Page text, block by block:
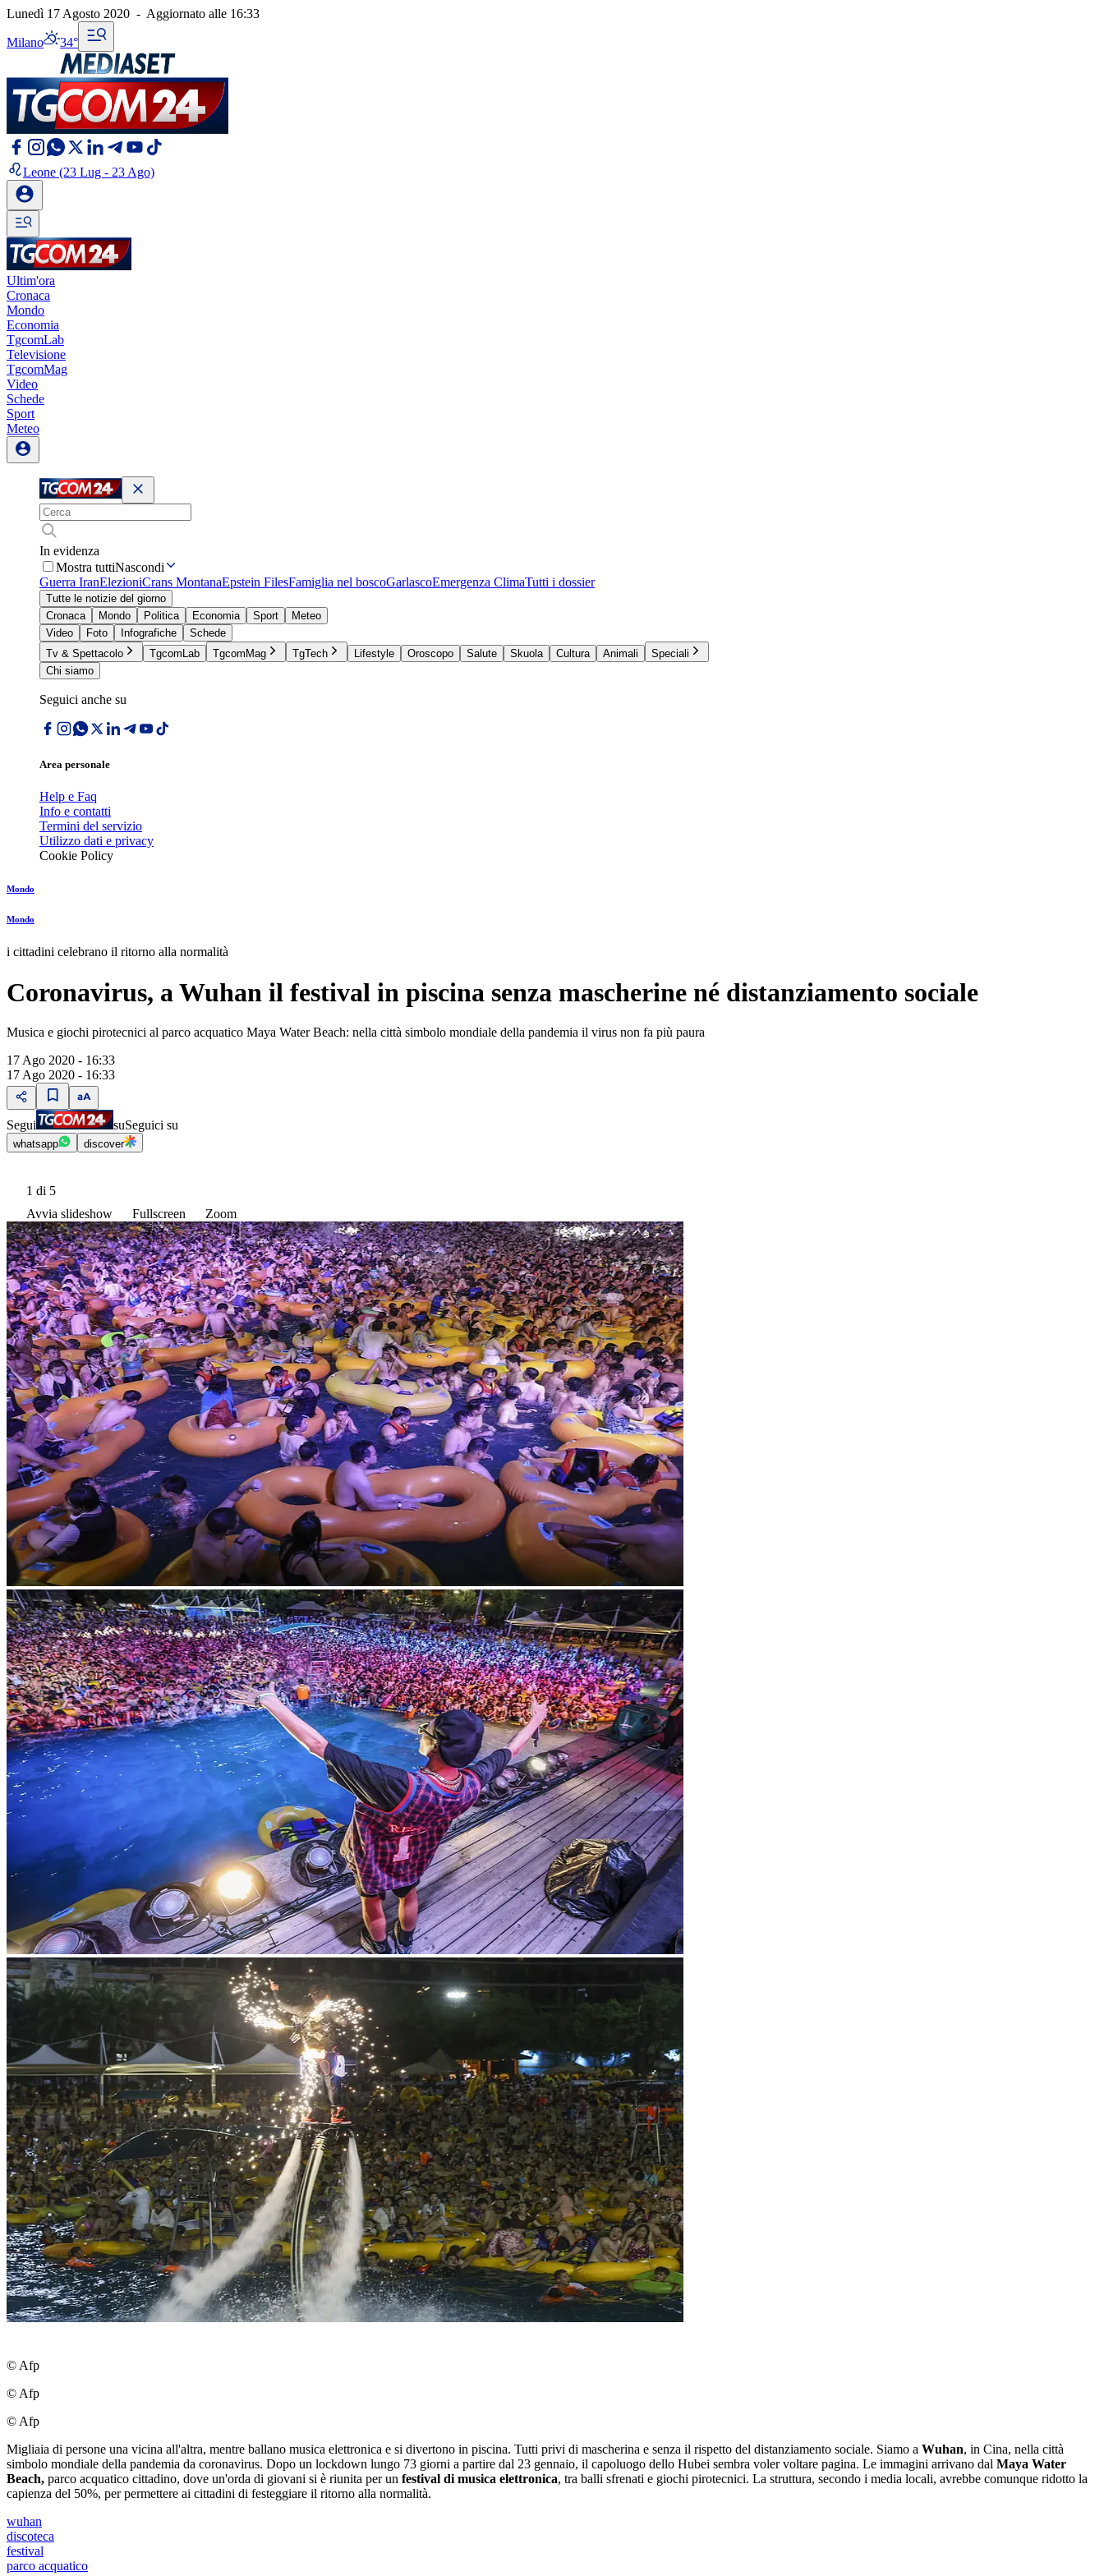
Lunedì 17 Agosto 2020 - Aggiornato alle 16:33
Milano 34°
Leone (23 Lug - 23 Ago)
Ultim'ora
Cronaca
Mondo
Economia
TgcomLab
Televisione
TgcomMag
Video
Schede
Sport
Meteo
In evidenza
Mostra tuttiNascondi
Guerra IranElezioniCrans MontanaEpstein FilesFamiglia nel boscoGarlascoEmergenza ClimaTutti i dossier
Tutte le notizie del giorno
Cronaca
Mondo Politica Economia Sport
Meteo
Video
Foto Infografiche
Schede
Tv & Spettacolo
TgcomLab TgcomMag TgTech Lifestyle Oroscopo Salute Skuola Cultura Animali
Speciali
Chi siamo
Seguici anche su
Area personale
Help e Faq
Info e contatti
Termini del servizio
Utilizzo dati e privacy
Cookie Policy
Mondo
Mondo
i cittadini celebrano il ritorno alla normalità
Coronavirus, a Wuhan il festival in piscina senza mascherine né distanziamento sociale
Musica e giochi pirotecnici al parco acquatico Maya Water Beach: nella città simbolo mondiale della pandemia il virus non fa più paura
17 Ago 2020 - 16:33
17 Ago 2020 - 16:33
Segui suSeguici su
whatsapp discover
1 di 5
Avvia slideshow
Fullscreen Zoom
© Afp
© Afp
© Afp
Migliaia di persone una vicina all'altra, mentre ballano musica elettronica e si divertono in piscina. Tutti privi di mascherina e senza il rispetto del distanziamento sociale. Siamo a Wuhan, in Cina, nella città
simbolo mondiale della pandemia da coronavirus. Dopo un lockdown lungo 73 giorni a partire dal 23 gennaio, il capoluogo dello Hubei sembra voler voltare pagina. Le immagini arrivano dal Maya Water
Beach, parco acquatico cittadino, dove un'orda di giovani si è riunita per un festival di musica elettronica, tra balli sfrenati e giochi pirotecnici. La struttura, secondo i media locali, avrebbe comunque ridotto la
capienza del 50%, per permettere ai cittadini di festeggiare il ritorno alla normalità.
wuhan
discoteca
festival
parco acquatico